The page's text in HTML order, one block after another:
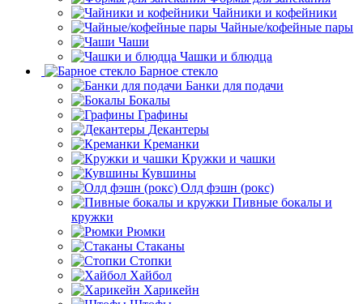
Чайники и кофейники
Чайные/кофейные пары
Чаши
Чашки и блюдца
Барное стекло
Банки для подачи
Бокалы
Графины
Декантеры
Креманки
Кружки и чашки
Кувшины
Олд фэшн (рокс)
Пивные бокалы и
кружки
Рюмки
Стаканы
Стопки
Хайбол
Харикейн